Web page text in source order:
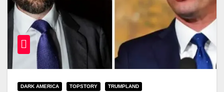
DARK AMERICA TOPSTORY TRUMPLAND